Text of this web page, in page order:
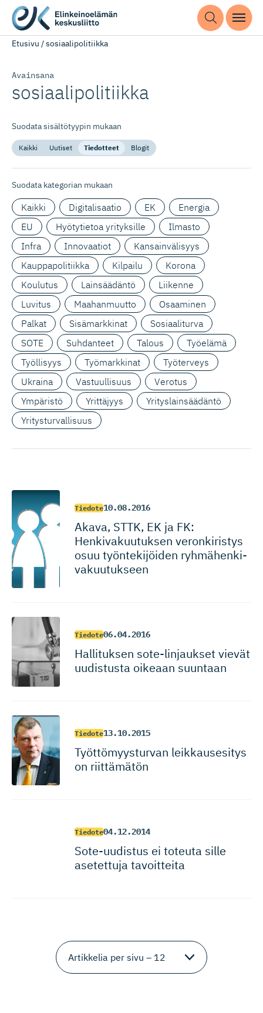
Etusivu /sosiaalipolitiikka
Avainsana
sosiaalipo­litiikka
Suodata sisältötyypin mukaan
Kaikki Uutiset Tiedotteet Blogit
Suodata kategorian mukaan
Kaikki Digitalisaatio EK
Energia
EU
Hyötytietoa yrityksille
Ilmasto
Infra
Innovaatiot
Kansainvälisyys
Kauppapolitiikka
Kilpailu
Korona
Koulutus
Lainsäädäntö
Liikenne
Luvitus
Maahanmuutto
Osaaminen
Palkat
Sisämarkkinat
Sosiaaliturva
SOTE
Suhdanteet Talous
Työelämä
Työllisyys
Työmarkkinat
Työterveys
Ukraina
Vastuullisuus
Verotus
Ympäristö
Yrittäjyys
Yrityslainsäädäntö
Yritysturvallisuus
Tiedote10.08.2016
Akava, STTK, EK ja FK:
Henkivakuu­tuksen veronkiristys
osuu työntekijöiden ryhmähenki­
va­kuu­tukseen
Tiedote06.04.2016
Hallituksen sote-linjaukset vievät
uudistusta oikeaan suuntaan
Tiedote13.10.2015
Työttömyys­turvan leikkausesitys
on riittämätön
Tiedote04.12.2014
Sote-uudistus ei toteuta sille
asetettuja tavoitteita